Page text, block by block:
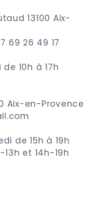
13100 Aix-
69 26 49 17
10h à 17h
Aix-en-Provence
de 15h à 19h
et 14h-19h